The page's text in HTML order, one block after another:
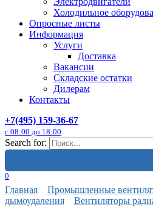
Холодильное
Опросные листы
Информация
Услуги
Доставка
Вакансии
Складские остатки
Дилерам
Контакты
+7(495) 159-36-67
с 08:00 до 18:00
Search for:
0
Главная Промышленные
дымоудаления
Вентиляторы